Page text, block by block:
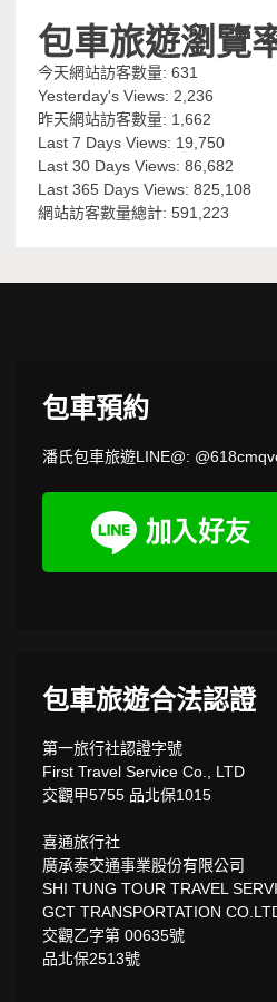
包車旅遊瀏覽
今天網站訪客數量:631
Yesterday's Views: 2,236
昨天網站訪客數量: 1,662
Last 7 Days Views: 19,750
Last 30 Days Views:86,682
Last 365 Days Views:825,108
網站訪客數量總計:591,223
包車預約
潘氏包車旅遊LINE@:
包車旅遊合法認證
第一旅行社認證字號
First Travel Service Co., LTD
交觀甲5755 品北保1015
喜通旅行社
廣承泰交通事業股份有限公司
SHI TUNG TOUR TRAVEL
GCT TRANSPORTATION
交觀乙字第 00635號
品北保2513號